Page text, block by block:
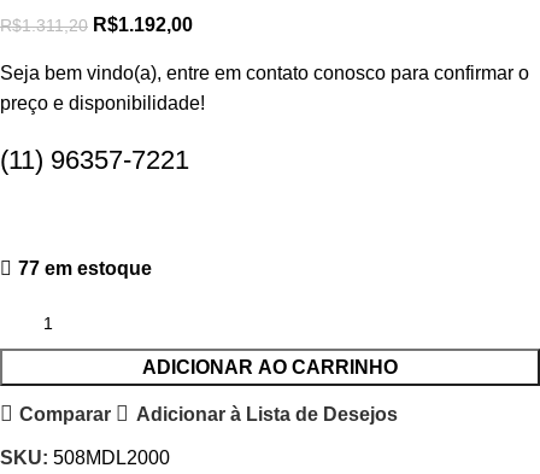
R$1.311,20 R$1.192,00
Seja bem vindo(a), entre em contato conosco para confirmar o
preço e disponibilidade!
(11) 96357-7221
77 em estoque
ADICIONAR AO CARRINHO
Comparar Adicionar à Lista de Desejos
SKU: 508MDL2000